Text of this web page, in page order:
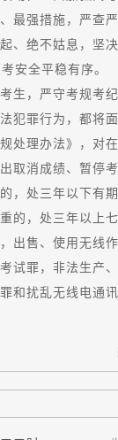
最强措施，严查
、绝不姑息，坚
安全平稳有序。
，严守考规考纪
犯罪行为，都将
处理办法》，对在
取消成绩、暂停
，处三年以下有
的，处三年以上
出售、使用无线
试罪，非法生产
和扰乱无线电通